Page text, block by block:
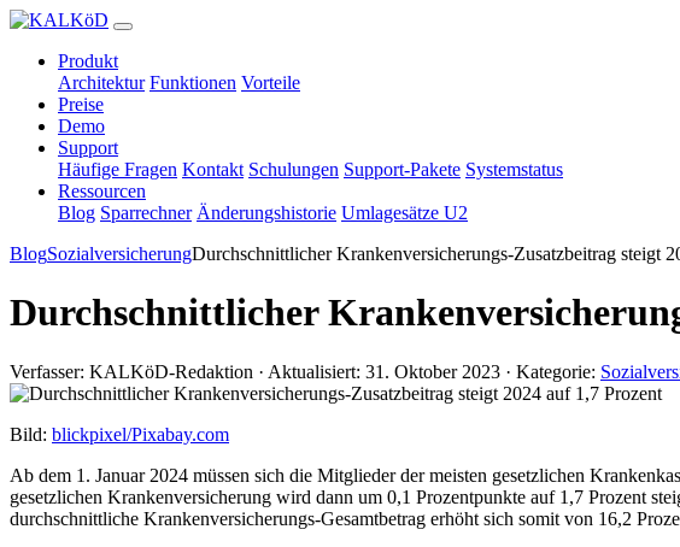
Produkt
Architektur Funktionen Vorteile
Preise
Demo
Support
Häufige Fragen Kontakt Schulungen Support-Pakete Systemstatus
Ressourcen
Blog Sparrechner Änderungshistorie Umlagesätze U2
BlogSozialversicherungDurchschnittlicher Krankenversicherungs-Zusatzbeitrag steigt
Durchschnittlicher
Verfasser: KALKöD-Redaktion · Aktualisiert: 31. Oktober 2023 · Kategorie:
Bild: blickpixel/Pixabay.com
Ab dem 1. Januar 2024 müssen sich die Mitglieder der meisten gesetzlichen
gesetzlichen Krankenversicherung wird dann um 0,1 Prozentpunkte auf 1,7 Prozent
durchschnittliche Krankenversicherungs-Gesamtbetrag erhöht sich somit von 16,2